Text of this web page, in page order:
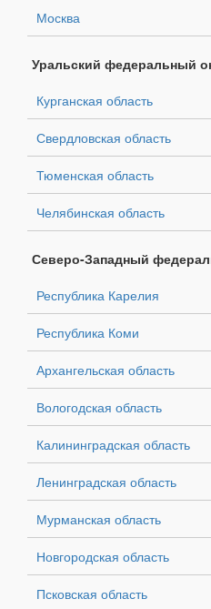
Москва
Уральский федеральный
Курганская область
Свердловская область
Тюменская область
Челябинская область
Северо-Западный
Республика Карелия
Республика Коми
Архангельская область
Вологодская область
Калининградская область
Ленинградская область
Мурманская область
Новгородская область
Псковская область